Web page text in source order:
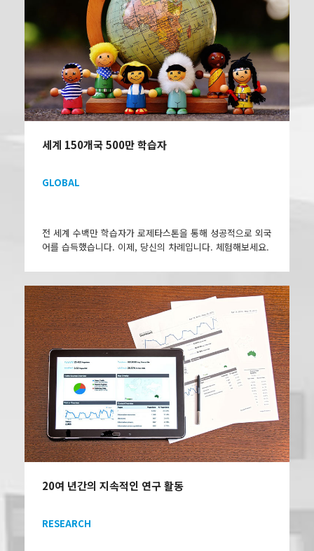
세계 150개국 500만 학습자
GLOBAL
전 세계 수백만 학습자가 로제타스톤을 통해 성공적으로 외국
어를 습득했습니다. 이제, 당신의 차례입니다. 체험해보세요.
20여 년간의 지속적인 연구 활동
RESEARCH